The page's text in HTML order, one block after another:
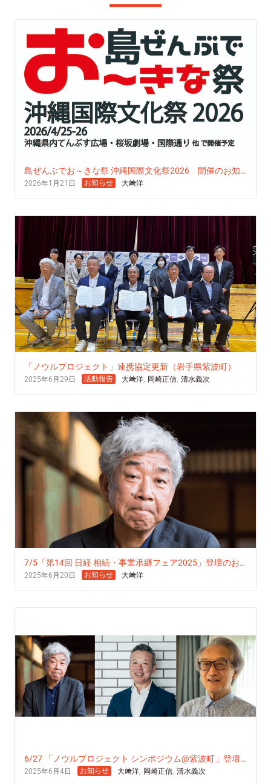
島ぜんぶでお～きな祭 沖縄国際文化祭2026 開催のお知
らせ
2026年1月21日 お知らせ 大﨑洋
「ノウルプロジェクト」連携協定更新（岩手県紫波町）
2025年6月29日 活動報告 大﨑洋 岡崎正信 清水義次
7/5「第14回 日経 相続・事業承継フェア2025」登壇のお
知らせ
2025年6月20日 お知らせ 大﨑洋
6/27 「ノウルプロジェクト シンポジウム@紫波町」登壇
のお知らせ
2025年6月4日 お知らせ 大﨑洋 岡崎正信 清水義次